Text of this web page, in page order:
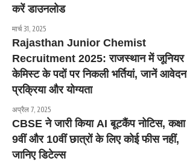
करें डाउनलोड
मार्च 31, 2025
Rajasthan Junior Chemist
Recruitment 2025: राजस्थान में जूनियर
केमिस्ट के पदों पर निकली भर्तियां, जानें आवेदन
प्रक्रिया और योग्यता
अप्रैल 7, 2025
CBSE ने जारी किया AI बूटकैंप नोटिस, कक्षा
9वीं और 10वीं छात्रों के लिए कोई फीस नहीं,
जानिए डिटेल्स